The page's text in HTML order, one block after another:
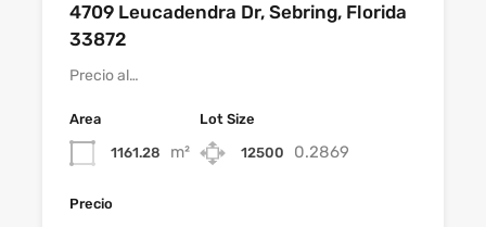
4709 Leucadendra Dr, Sebring, Florida
33872
Precio al…
Area
1161.28 m²
Lot Size
12500 0.2869
Precio